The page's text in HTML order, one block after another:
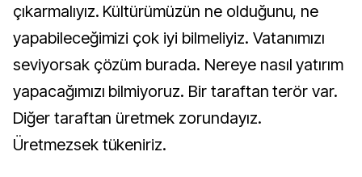
çıkarmalıyız. Kültürümüzün ne olduğunu, ne
yapabileceğimizi çok iyi bilmeliyiz. Vatanımızı
seviyorsak çözüm burada. Nereye nasıl yatırım
yapacağımızı bilmiyoruz. Bir taraftan terör var.
Diğer taraftan üretmek zorundayız.
Üretmezsek tükeniriz.